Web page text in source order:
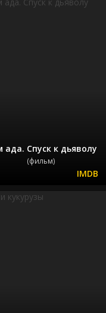
ада. Спуск к дьяволу
(фильм)